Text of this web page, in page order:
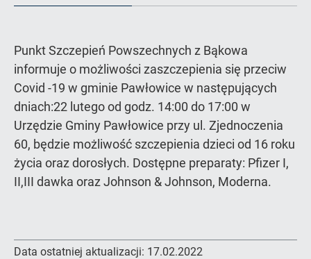
Punkt Szczepień Powszechnych z Bąkowa
informuje o możliwości zaszczepienia się przeciw
Covid -19 w gminie Pawłowice w następujących
dniach:22 lutego od godz. 14:00 do 17:00 w
Urzędzie Gminy Pawłowice przy ul. Zjednoczenia
60, będzie możliwość szczepienia dzieci od 16 roku
życia oraz dorosłych. Dostępne preparaty: Pfizer I,
II,III dawka oraz Johnson & Johnson, Moderna.
Data ostatniej aktualizacji: 17.02.2022